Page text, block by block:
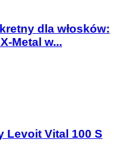
dla włosków:
Metal w...
Levoit Vital 100 S